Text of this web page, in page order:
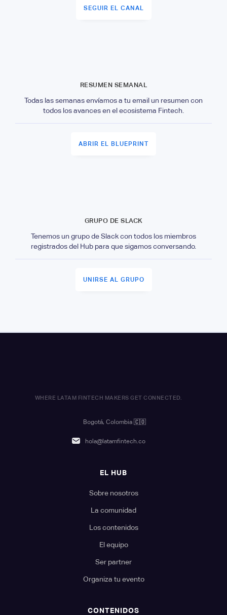
SEGUIR EL CANAL
RESUMEN SEMANAL
Todas las semanas envíamos a tu email un resumen con
todos los avances en el ecosistema Fintech.
ABRIR EL BLUEPRINT
GRUPO DE SLACK
Tenemos un grupo de Slack con todos los miembros
registrados del Hub para que sigamos conversando.
UNIRSE AL GRUPO
WHERE LATAM FINTECH MAKERS GET CONNECTED.
Bogotá, Colombia 🇨🇴
hola@latamfintech.co
EL HUB
Sobre nosotros
La comunidad
Los contenidos
El equipo
Ser partner
Organiza tu evento
CONTENIDOS